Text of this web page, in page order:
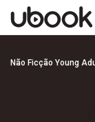
Não Ficção Young